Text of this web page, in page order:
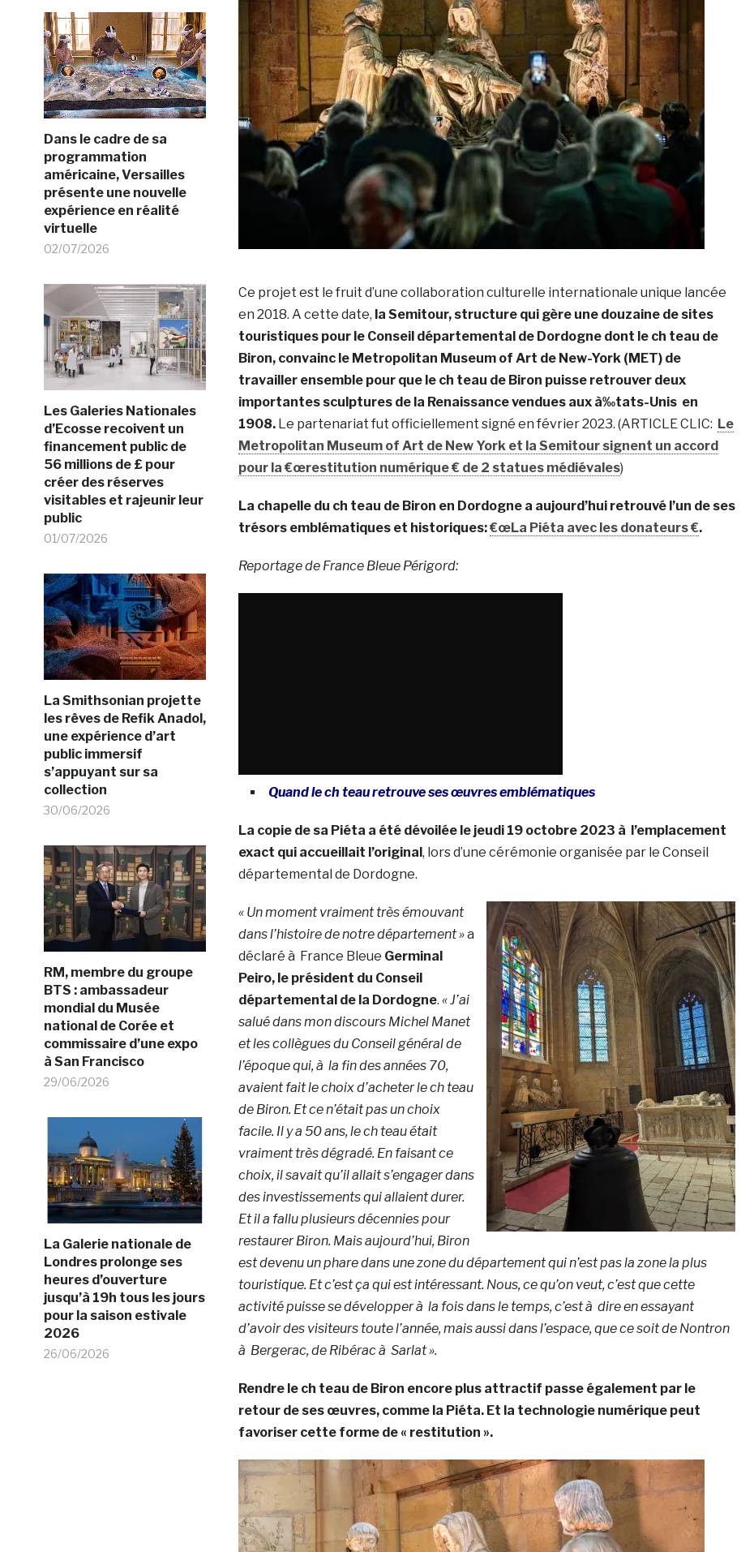
Dans le cadre de sa
programmation
américaine, Versailles
présente une nouvelle
expérience en réalité
virtuelle
02/07/2026
Les Galeries Nationales
d’Ecosse recoivent un
financement public de
56 millions de £ pour
créer des réserves
visitables et rajeunir leur
public
01/07/2026
La Smithsonian projette
les rêves de Refik Anadol,
une expérience d’art
public immersif
s’appuyant sur sa
collection
30/06/2026
RM, membre du groupe
BTS : ambassadeur
mondial du Musée
national de Corée et
commissaire d’une expo
à San Francisco
29/06/2026
La Galerie nationale de
Londres prolonge ses
heures d’ouverture
jusqu’à 19h tous les jours
pour la saison estivale
2026
26/06/2026
Ce projet est le fruit d’une collaboration culturelle internationale unique lancée
en 2018. A cette date, la Semitour, structure qui gère une douzaine de sites
touristiques pour le Conseil départemental de Dordogne dont le ch teau de
Biron, convainc le Metropolitan Museum of Art de New-York (MET) de
travailler ensemble pour que le ch teau de Biron puisse retrouver deux
importantes sculptures de la Renaissance vendues aux à‰tats-Unis en
1908.Le partenariat fut officiellement signé en février 2023. (ARTICLE CLIC: Le
Metropolitan Museum of Art de New York et la Semitour signent un accord
pour la €œrestitution numérique € de 2 statues médiévales)
La chapelle du ch teau de Biron en Dordogne a aujourd’hui retrouvé l’un de ses
trésors emblématiques et historiques:€œLa Piéta avec les donateurs €.
Reportage de France Bleue Périgord:
Quand le ch teau retrouve ses œuvres emblématiques
La copie de sa Piéta a été dévoilée le jeudi 19 octobre 2023 à l’emplacement
exact qui accueillait l’original, lors d’une cérémonie organisée par le Conseil
départemental de Dordogne.
« Un moment vraiment très émouvant
dans l’histoire de notre département »a
déclaré à France Bleue Germinal
Peiro, le président du Conseil
départemental de la Dordogne. « J’ai
salué dans mon discours Michel Manet
et les collègues du Conseil général de
l’époque qui, à la fin des années 70,
avaient fait le choix d’acheter le ch teau
de Biron. Et ce n’était pas un choix
facile. Il y a 50 ans, le ch teau était
vraiment très dégradé. En faisant ce
choix, il savait qu’il allait s’engager dans
des investissements qui allaient durer.
Et il a fallu plusieurs décennies pour
restaurer Biron. Mais aujourd’hui, Biron
est devenu un phare dans une zone du département qui n’est pas la zone la plus
touristique. Et c’est ça qui est intéressant. Nous, ce qu’on veut, c’est que cette
activité puisse se développer à la fois dans le temps, c’est à dire en essayant
d’avoir des visiteurs toute l’année, mais aussi dans l’espace, que ce soit de Nontron
à Bergerac, de Ribérac à Sarlat ».
Rendre le ch teau de Biron encore plus attractif passe également par le
retour de ses œuvres, comme la Piéta. Et la technologie numérique peut
favoriser cette forme de « restitution ».